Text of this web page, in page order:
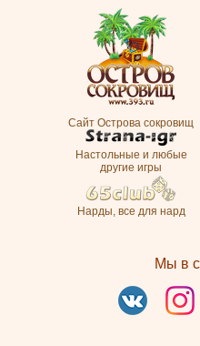
Сайт Острова сокровищ
Настольные и любые
другие игры
Нарды, все для нард
Мы в